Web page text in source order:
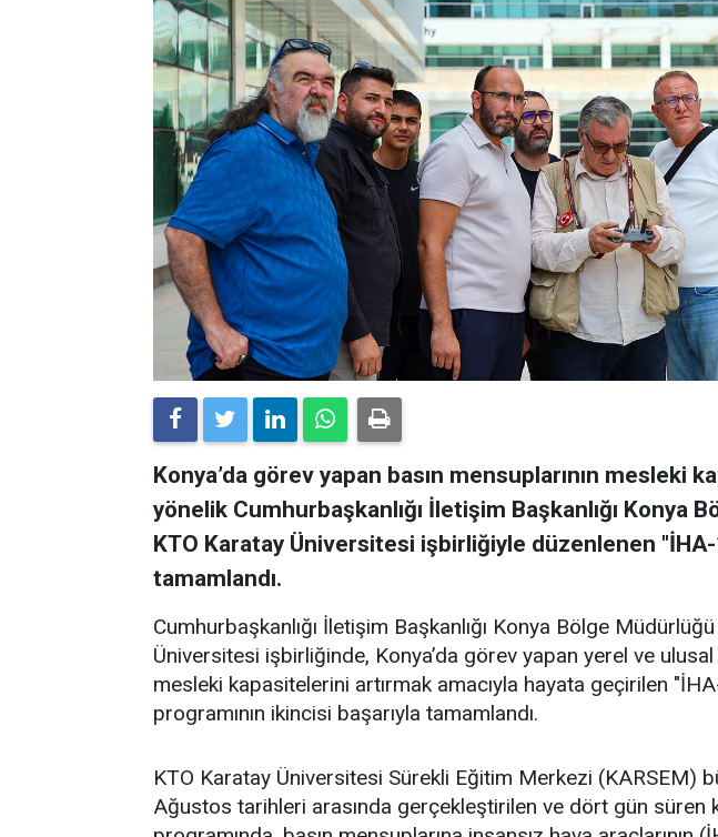
Konya’da görev yapan basın mensuplarının mesleki
yönelik Cumhurbaşkanlığı İletişim Başkanlığı Konya
KTO Karatay Üniversitesi işbirliğiyle düzenlenen
tamamlandı.
Cumhurbaşkanlığı İletişim Başkanlığı Konya Bölge
Üniversitesi işbirliğinde, Konya’da görev yapan yerel ve ulusal
mesleki kapasitelerini artırmak amacıyla hayata geçirilen
programının ikincisi başarıyla tamamlandı.
KTO Karatay Üniversitesi Sürekli Eğitim Merkezi (KARSEM)
Ağustos tarihleri arasında gerçekleştirilen ve dört gün süren